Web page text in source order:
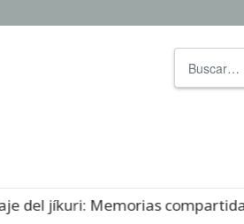
Memorias compartidas en